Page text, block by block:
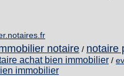
notaire / notaire
achat bien immobilier /
immobilier